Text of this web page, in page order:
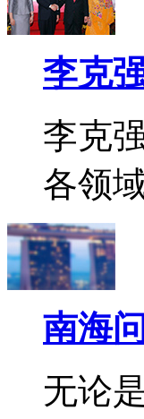
李克
李克
各领
南海
无论